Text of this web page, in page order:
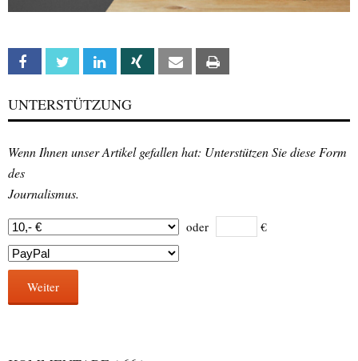
Facebook Twitter Linkedin Xing Email
UNTERSTÜTZUNG
Wenn Ihnen unser Artikel gefallen hat: Unterstützen Sie diese Form
des
Journalismus.
oder €
Weiter